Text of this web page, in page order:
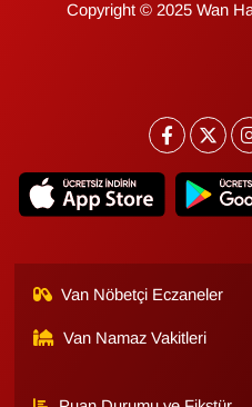
Copyright © 2025 Wan
Van Nöbetçi Eczaneler
Van Namaz Vakitleri